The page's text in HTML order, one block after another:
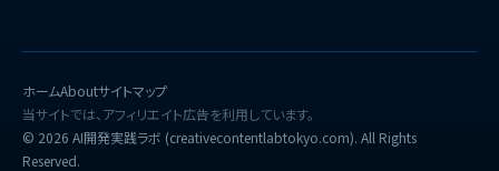
ホームAboutサイトマップ
当サイトでは、アフィリエイト広告を利用しています。
© 2026 AI開発実践ラボ (creativecontentlabtokyo.com). All Rights
Reserved.